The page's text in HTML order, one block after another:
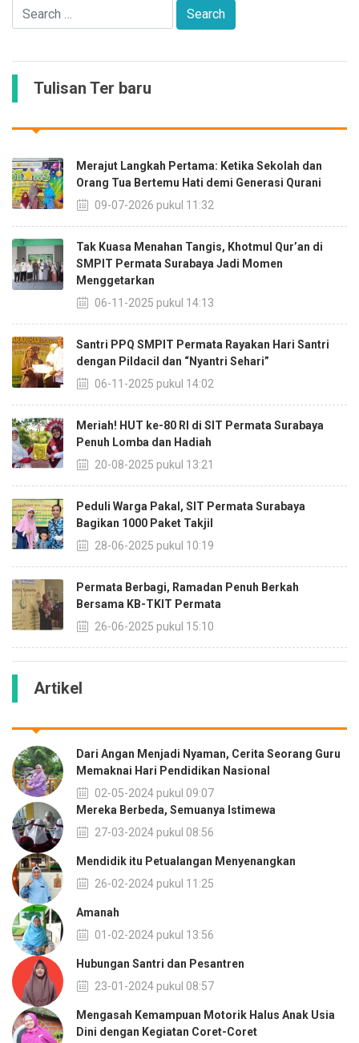
Tulisan Ter baru
Merajut Langkah Pertama: Ketika Sekolah dan
Orang Tua Bertemu Hati demi Generasi Qurani
09-07-2026 pukul 11:32
Tak Kuasa Menahan Tangis, Khotmul Qur’an di
SMPIT Permata Surabaya Jadi Momen
Menggetarkan
06-11-2025 pukul 14:13
Santri PPQ SMPIT Permata Rayakan Hari Santri
dengan Pildacil dan “Nyantri Sehari”
06-11-2025 pukul 14:02
Meriah! HUT ke-80 RI di SIT Permata Surabaya
Penuh Lomba dan Hadiah
20-08-2025 pukul 13:21
Peduli Warga Pakal, SIT Permata Surabaya
Bagikan 1000 Paket Takjil
28-06-2025 pukul 10:19
Permata Berbagi, Ramadan Penuh Berkah
Bersama KB-TKIT Permata
26-06-2025 pukul 15:10
Artikel
Dari Angan Menjadi Nyaman, Cerita Seorang Guru
Memaknai Hari Pendidikan Nasional
02-05-2024 pukul 09:07
Mereka Berbeda, Semuanya Istimewa
27-03-2024 pukul 08:56
Mendidik itu Petualangan Menyenangkan
26-02-2024 pukul 11:25
Amanah
01-02-2024 pukul 13:56
Hubungan Santri dan Pesantren
23-01-2024 pukul 08:57
Mengasah Kemampuan Motorik Halus Anak Usia
Dini dengan Kegiatan Coret-Coret